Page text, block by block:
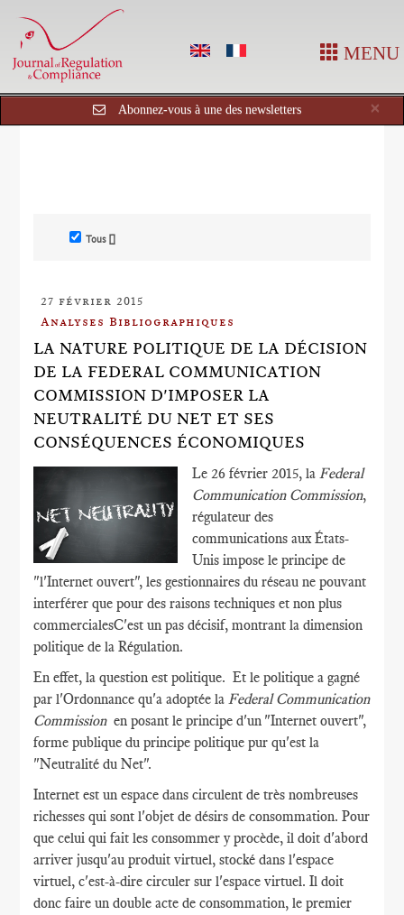
MENU
×
Abonnez-vous à une des newsletters
Tous []
27 février 2015
Analyses Bibliographiques
LA NATURE POLITIQUE DE LA DÉCISION
DE LA FEDERAL COMMUNICATION
COMMISSION D'IMPOSER LA
NEUTRALITÉ DU NET ET SES
CONSÉQUENCES ÉCONOMIQUES
Le 26 février 2015, la Federal
Communication Commission,
régulateur des
communications aux États-
Unis impose le principe de
"l'Internet ouvert", les gestionnaires du réseau ne pouvant
interférer que pour des raisons techniques et non plus
commercialesC'est un pas décisif, montrant la dimension
politique de la Régulation.
En effet, la question est politique. Et le politique a gagné
par l'Ordonnance qu'a adoptée laFederal Communication
Commissionen posant le principe d'un "Internet ouvert",
forme publique du principe politique pur qu'est la
"Neutralité du Net".
Internet est un espace dans circulent de très nombreuses
richesses qui sont l'objet de désirs de consommation. Pour
que celui qui fait les consommer y procède, il doit d'abord
arriver jusqu'au produit virtuel, stocké dans l'espace
virtuel, c'est-à-dire circuler sur l'espace virtuel. Il doit
donc faire un double acte de consommation, le premier